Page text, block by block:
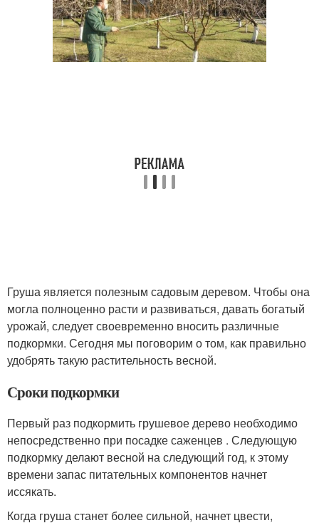
Груша является полезным садовым деревом. Чтобы она
могла полноценно расти и развиваться, давать богатый
урожай, следует своевременно вносить различные
подкормки. Сегодня мы поговорим о том, как правильно
удобрять такую растительность весной.
Сроки подкормки
Первый раз подкормить грушевое дерево необходимо
непосредственно при посадке саженцев . Следующую
подкормку делают весной на следующий год, к этому
времени запас питательных компонентов начнет
иссякать.
Когда груша станет более сильной, начнет цвести,